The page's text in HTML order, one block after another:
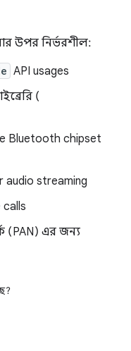
উপর নির্ভরশীল:
API usages
(
Bluetooth chipset
audio streaming
(PAN) এর জন্য